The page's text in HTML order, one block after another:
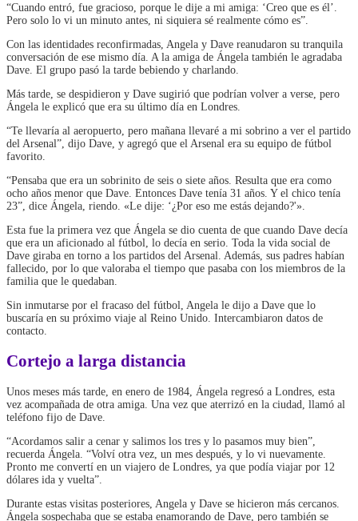
“Cuando entró, fue gracioso, porque le dije a mi amiga: ‘Creo que es él’.
Pero solo lo vi un minuto antes, ni siquiera sé realmente cómo es”.
Con las identidades reconfirmadas, Angela y Dave reanudaron su tranquila
conversación de ese mismo día. A la amiga de Ángela también le agradaba
Dave. El grupo pasó la tarde bebiendo y charlando.
Más tarde, se despidieron y Dave sugirió que podrían volver a verse, pero
Ángela le explicó que era su último día en Londres.
“Te llevaría al aeropuerto, pero mañana llevaré a mi sobrino a ver el partido
del Arsenal”, dijo Dave, y agregó que el Arsenal era su equipo de fútbol
favorito.
“Pensaba que era un sobrinito de seis o siete años. Resulta que era como
ocho años menor que Dave. Entonces Dave tenía 31 años. Y el chico tenía
23”, dice Ángela, riendo. «Le dije: ‘¿Por eso me estás dejando?'».
Esta fue la primera vez que Ángela se dio cuenta de que cuando Dave decía
que era un aficionado al fútbol, ​​lo decía en serio. Toda la vida social de
Dave giraba en torno a los partidos del Arsenal. Además, sus padres habían
fallecido, por lo que valoraba el tiempo que pasaba con los miembros de la
familia que le quedaban.
Sin inmutarse por el fracaso del fútbol, ​​Angela le dijo a Dave que lo
buscaría en su próximo viaje al Reino Unido. Intercambiaron datos de
contacto.
Cortejo a larga distancia
Unos meses más tarde, en enero de 1984, Ángela regresó a Londres, esta
vez acompañada de otra amiga. Una vez que aterrizó en la ciudad, llamó al
teléfono fijo de Dave.
“Acordamos salir a cenar y salimos los tres y lo pasamos muy bien”,
recuerda Ángela. “Volví otra vez, un mes después, y lo vi nuevamente.
Pronto me convertí en un viajero de Londres, ya que podía viajar por 12
dólares ida y vuelta”.
Durante estas visitas posteriores, Angela y Dave se hicieron más cercanos.
Ángela sospechaba que se estaba enamorando de Dave, pero también se